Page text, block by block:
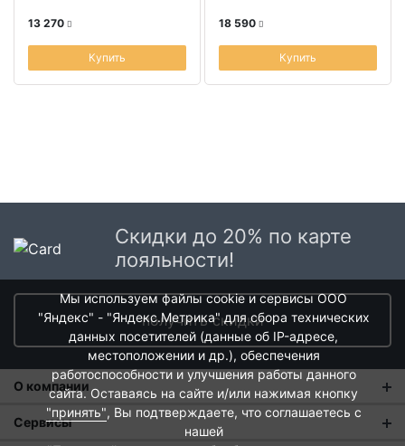
колорит
13 270
Купить
колорит
18 590
Купить
Скидки до 20% по карте
лояльности!
получить скидки
О компании
О нас
Сервисы
Мы используем файлы cookie и сервисы ООО
"Яндекс" - "Яндекс.Метрика" для сбора технических
данных посетителей (данные об IP-адресе,
местоположении и др.), обеспечения
работоспособности и улучшения работы данного
сайта. Оставаясь на сайте и/или нажимая кнопку
"принять", Вы подтверждаете, что соглашаетесь с
нашей